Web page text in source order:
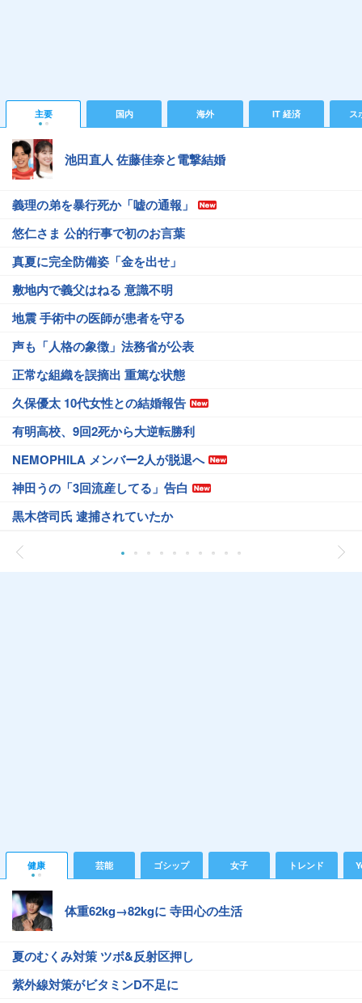
主要 国内 海外 IT 経済 ス
池田直人 佐藤佳奈と電撃結婚
義理の弟を暴行死か「嘘の通報」
悠仁さま 公的行事で初のお言葉
真夏に完全防備姿「金を出せ」
敷地内で義父はねる 意識不明
地震 手術中の医師が患者を守る
声も「人格の象徴」法務省が公表
正常な組織を誤摘出 重篤な状態
久保優太 10代女性との結婚報告
有明高校、9回2死から大逆転勝利
NEMOPHILA メンバー2人が脱退へ
神田うの「3回流産してる」告白
黒木啓司氏 逮捕されていたか
健康 芸能 ゴシップ 女子 トレンド
体重62kg→82kgに 寺田心の生活
夏のむくみ対策 ツボ&反射区押し
紫外線対策がビタミンD不足に